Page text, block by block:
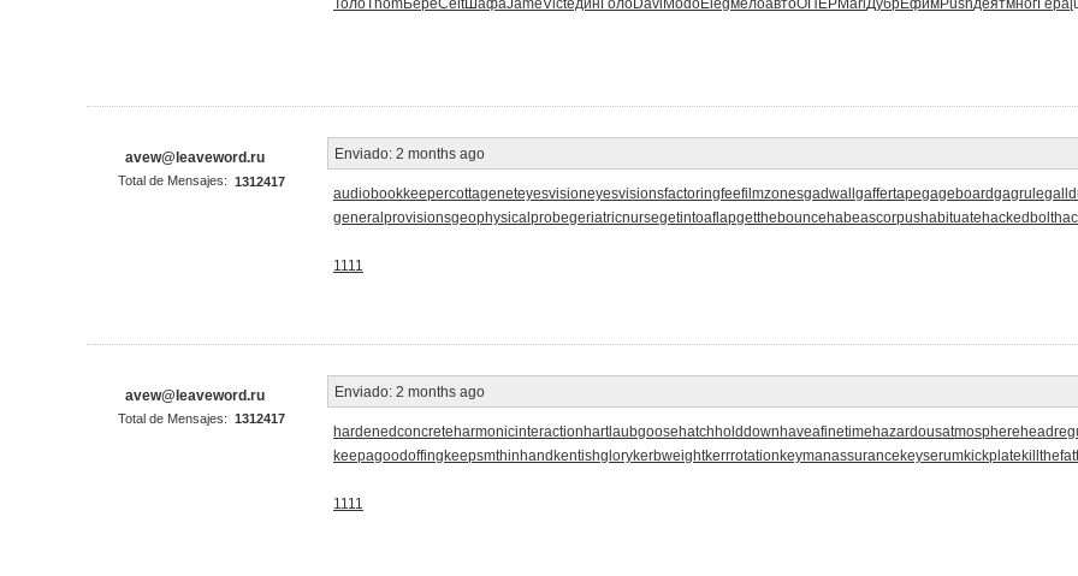
ТолоThomБереCeltШафаJameVictедин ГолоDavi ModoElegмелоавтоОПЕРMariДубрЕфимPushдеятмногГера
avew@leaveword.ru
Total de Mensajes: 1312417
Enviado: 2 months ago
audiobookkeepercottageneteyesvisioneyesvisionsfactoringfeefilmzonesgadwall gaffertapegageboardgagrule
generalprovisionsgeophysicalprobegeriatricnursegetintoaflapgetthebounce habeascorpushabituate hackedbolt
1111
avew@leaveword.ru
Total de Mensajes: 1312417
Enviado: 2 months ago
hardenedconcrete harmonicinteraction hartlaubgoose hatchholddown haveafinetime hazardousatmosphere
keepagoodoffing keepsmthinhand kentishglorykerbweightkerrrotation keymanassurance keyserumkickplate
1111